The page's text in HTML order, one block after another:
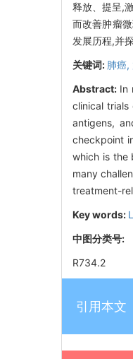
释放、提呈,
而改善肿瘤
发展历程,并
关键词: 肺癌,
Abstract: In
clinical trials
antigens,
checkpoint
which is the
many
treatment-
Key words:
中图分类号:
R734.2
引用本文